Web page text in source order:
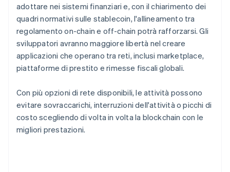
adottare nei sistemi finanziari e, con il chiarimento dei
quadri normativi sulle stablecoin, l'allineamento tra
regolamento on-chain e off-chain potrà rafforzarsi. Gli
sviluppatori avranno maggiore libertà nel creare
applicazioni che operano tra reti, inclusi marketplace,
piattaforme di prestito e rimesse fiscali globali.
Con più opzioni di rete disponibili, le attività possono
evitare sovraccarichi, interruzioni dell'attività o picchi di
costo scegliendo di volta in volta la blockchain con le
migliori prestazioni.